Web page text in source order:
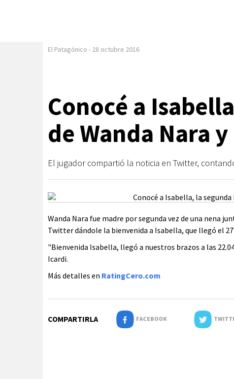
El Patagónico - 28 octubre 2016
Conocé a
de Wanda Nara
El jugador compartió la noticia en Twitter,
Wanda Nara fue madre por segunda vez de una nena
Twitter dándole la bienvenida a Isabella, que llegó el
"Bienvenida Isabella, llegó a nuestros brazos a las
Icardi.
Más detalles en RatingCero.com
COMPARTIRLA FACEBOOK